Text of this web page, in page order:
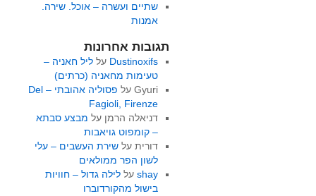
שתיים ועשרה – אוכל. שירה.
אמנות
תגובות אחרונות
Dustinoxifs על ליל חאניה –
טעימות מחאניה (כרתים)
Gyuriעל
פסוליה אהובתי – Del
Fagioli, Firenze
דניאלה הרמן על מבצע סבתא
– קומפוט גויאבות
דוריתעל שירת העשבים – עלי
לשון הפר ממולאים
shayעל לילה גדול – חוויות
בישול מהקורדוברו